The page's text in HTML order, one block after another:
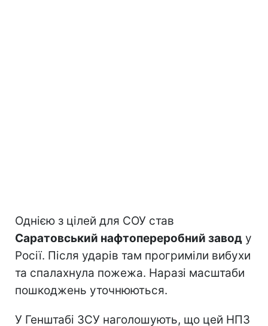
Однією з цілей для СОУ став
Саратовський нафтопереробний завод у
Росії. Після ударів там прогриміли вибухи
та спалахнула пожежа. Наразі масштаби
пошкоджень уточнюються.
У Генштабі ЗСУ наголошують, що цей НПЗ